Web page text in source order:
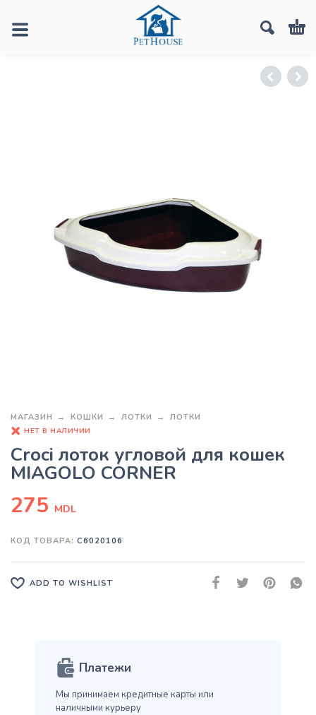
МАГАЗИН КОШКИ ЛОТКИ ЛОТКИ
НЕТ В НАЛИЧИИ
Croci лоток угловой для кошек
MIAGOLO CORNER
275 MDL
КОД ТОВАРА: C6020106
ADD TO WISHLIST
Платежи
Мы принимаем кредитные карты или
наличными курьеру